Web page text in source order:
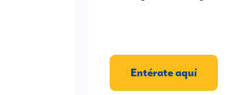
Entérate aquí